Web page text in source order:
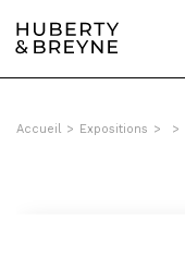
Accueil > Expositions > >